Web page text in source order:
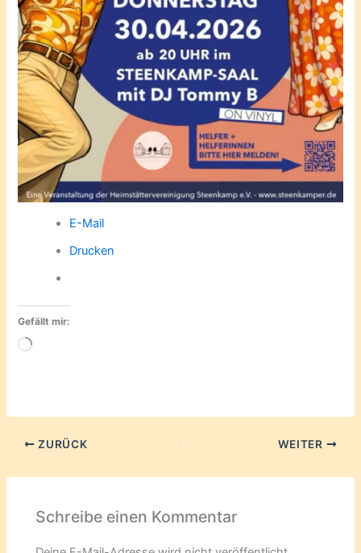
E-Mail
Drucken
Gefällt mir:
Wird
ZURÜCK WEITER
Schreibe einen Kommentar